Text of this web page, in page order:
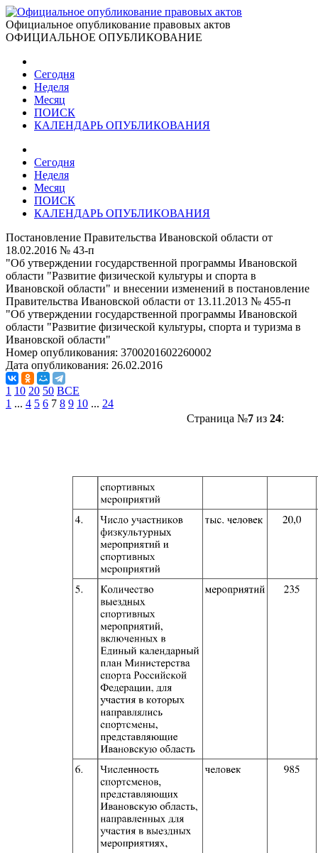
Официальное опубликование правовых актов
ОФИЦИАЛЬНОЕ ОПУБЛИКОВАНИЕ
Сегодня
Неделя
Месяц
ПОИСК
КАЛЕНДАРЬ ОПУБЛИКОВАНИЯ
Сегодня
Неделя
Месяц
ПОИСК
КАЛЕНДАРЬ ОПУБЛИКОВАНИЯ
Постановление Правительства Ивановской области от
18.02.2016 № 43-п
"Об утверждении государственной программы Ивановской
области "Развитие физической культуры и спорта в
Ивановской области" и внесении изменений в постановление
Правительства Ивановской области от 13.11.2013 № 455-п
"Об утверждении государственной программы Ивановской
области "Развитие физической культуры, спорта и туризма в
Ивановской области"
Номер опубликования: 3700201602260002
Дата опубликования: 26.02.2016
1 10 20 50 ВСЕ
1 ... 4 5 6 7 8 9 10 ... 24
Страница №7из 24: